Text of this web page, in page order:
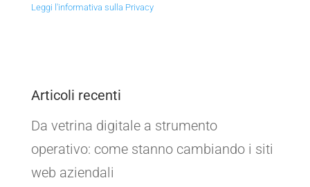
Leggi l'informativa sulla Privacy
Articoli recenti
Da vetrina digitale a strumento
operativo: come stanno cambiando i siti
web aziendali